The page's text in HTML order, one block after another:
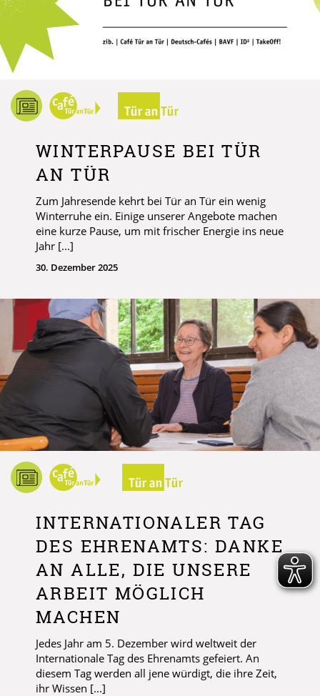
WINTERPAUSE BEI TÜR
AN TÜR
Zum Jahresende kehrt bei Tür an Tür ein wenig
Winterruhe ein. Einige unserer Angebote machen
eine kurze Pause, um mit frischer Energie ins neue
Jahr [...]
30. Dezember 2025
INTERNATIONALER TAG
DES EHRENAMTS: DANKE
AN ALLE, DIE UNSERE
ARBEIT MÖGLICH
MACHEN
Jedes Jahr am 5. Dezember wird weltweit der
Internationale Tag des Ehrenamts gefeiert. An
diesem Tag werden all jene würdigt, die ihre Zeit,
ihr Wissen [...]